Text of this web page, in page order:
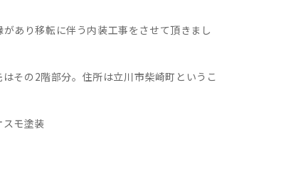
あり移転に伴う内装工事をさせて頂きまし
その2階部分。住所は立川市柴崎町というこ
モ塗装